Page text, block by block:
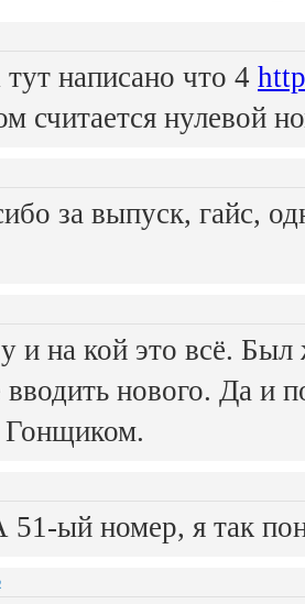
написано что 4
считается нулевой
за выпуск, гайс,
и на кой это всё.
вводить нового. Да и
51-ый номер, я так